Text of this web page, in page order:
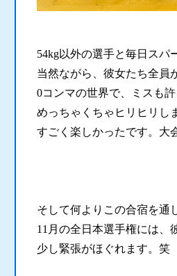
54kg以外の選手と毎日スパ
当然ながら、彼女たち全員
0コンマの世界で、ミスも
めっちゃくちゃヒリヒリし
すごく楽しかったです。大
そして何よりこの合宿を通
11月の全日本選手権には、
少し緊張がほぐれます。笑